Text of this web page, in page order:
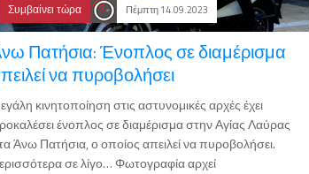
Συμβαίνει τώρα Πέμπτη 14.09.2023
Πατήσια: Ένοπλος σε διαμέρισμα
να πυροβολήσει
κινητοποίηση στις αστυνομικές αρχές έχει
ένοπλος σε διαμέρισμα στην Αγίας Λαύρας
Άνω Πατήσια, ο οποίος απειλεί να πυροβολήσει.
σε λίγο… Φωτογραφία αρχεί